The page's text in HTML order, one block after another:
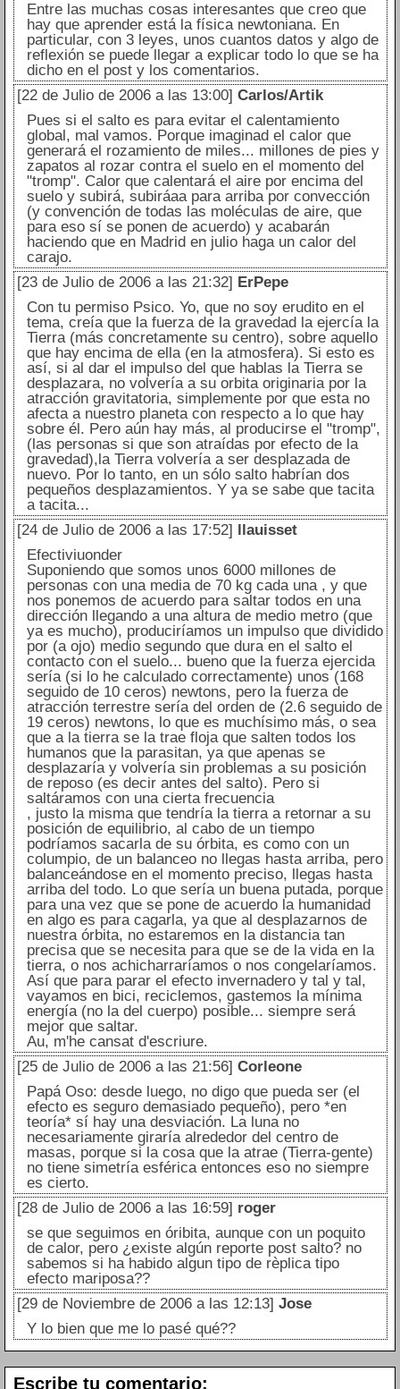
Entre las muchas cosas interesantes que creo que
hay que aprender está la física newtoniana. En
particular, con 3 leyes, unos cuantos datos y algo de
reflexión se puede llegar a explicar todo lo que se ha
dicho en el post y los comentarios.
[22 de Julio de 2006 a las 13:00] Carlos/Artik
Pues si el salto es para evitar el calentamiento
global, mal vamos. Porque imaginad el calor que
generará el rozamiento de miles... millones de pies y
zapatos al rozar contra el suelo en el momento del
"tromp". Calor que calentará el aire por encima del
suelo y subirá, subiráaa para arriba por convección
(y convención de todas las moléculas de aire, que
para eso sí se ponen de acuerdo) y acabarán
haciendo que en Madrid en julio haga un calor del
carajo.
[23 de Julio de 2006 a las 21:32] ErPepe
Con tu permiso Psico. Yo, que no soy erudito en el
tema, creía que la fuerza de la gravedad la ejercía la
Tierra (más concretamente su centro), sobre aquello
que hay encima de ella (en la atmosfera). Si esto es
así, si al dar el impulso del que hablas la Tierra se
desplazara, no volvería a su orbita originaria por la
atracción gravitatoria, simplemente por que esta no
afecta a nuestro planeta con respecto a lo que hay
sobre él. Pero aún hay más, al producirse el "tromp",
(las personas si que son atraídas por efecto de la
gravedad),la Tierra volvería a ser desplazada de
nuevo. Por lo tanto, en un sólo salto habrían dos
pequeños desplazamientos. Y ya se sabe que tacita
a tacita...
[24 de Julio de 2006 a las 17:52]
llauisset
Efectiviuonder
Suponiendo que somos unos 6000 millones de
personas con una media de 70 kg cada una , y que
nos ponemos de acuerdo para saltar todos en una
dirección llegando a una altura de medio metro (que
ya es mucho), produciríamos un impulso que dividido
por (a ojo) medio segundo que dura en el salto el
contacto con el suelo... bueno que la fuerza ejercida
sería (si lo he calculado correctamente) unos (168
seguido de 10 ceros) newtons, pero la fuerza de
atracción terrestre sería del orden de (2.6 seguido de
19 ceros) newtons, lo que es muchísimo más, o sea
que a la tierra se la trae floja que salten todos los
humanos que la parasitan, ya que apenas se
desplazaría y volvería sin problemas a su posición
de reposo (es decir antes del salto). Pero si
saltáramos con una cierta frecuencia
, justo la misma que tendría la tierra a retornar a su
posición de equilibrio, al cabo de un tiempo
podríamos sacarla de su órbita, es como con un
columpio, de un balanceo no llegas hasta arriba, pero
balanceándose en el momento preciso, llegas hasta
arriba del todo. Lo que sería un buena putada, porque
para una vez que se pone de acuerdo la humanidad
en algo es para cagarla, ya que al desplazarnos de
nuestra órbita, no estaremos en la distancia tan
precisa que se necesita para que se de la vida en la
tierra, o nos achicharraríamos o nos congelaríamos.
Así que para parar el efecto invernadero y tal y tal,
vayamos en bici, reciclemos, gastemos la mínima
energía (no la del cuerpo) posible... siempre será
mejor que saltar.
Au, m'he cansat d'escriure.
[25 de Julio de 2006 a las 21:56] Corleone
Papá Oso: desde luego, no digo que pueda ser (el
efecto es seguro demasiado pequeño), pero *en
teoría* sí hay una desviación. La luna no
necesariamente giraría alrededor del centro de
masas, porque si la cosa que la atrae (Tierra-gente)
no tiene simetría esférica entonces eso no siempre
es cierto.
[28 de Julio de 2006 a las 16:59] roger
se que seguimos en óribita, aunque con un poquito
de calor, pero ¿existe algún reporte post salto? no
sabemos si ha habido algun tipo de rèplica tipo
efecto mariposa??
[29 de Noviembre de 2006 a las 12:13] Jose
Y lo bien que me lo pasé qué??
Escribe tu comentario: